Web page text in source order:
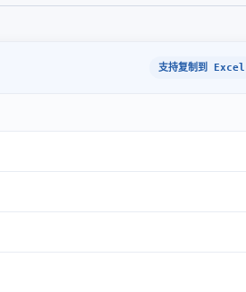
支持复制到 Excel